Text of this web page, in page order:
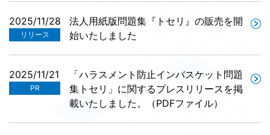
2025/11/28
リリース
法人用紙版問題集『トセリ』の販売を開
始いたしました
2025/11/21
PR
「ハラスメント防止インバスケット問題
集トセリ」に関するプレスリリースを掲
載いたしました。（PDFファイル）